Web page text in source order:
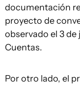
documentación
proyecto de
observado el 3
Cuentas.
Por otro lado, el